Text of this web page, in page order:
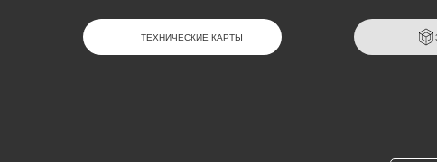
ТЕХНИЧЕСКИЕ КАРТЫ